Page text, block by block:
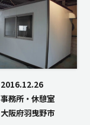
2016.12.26
事務所・休憩室
大阪府羽曳野市